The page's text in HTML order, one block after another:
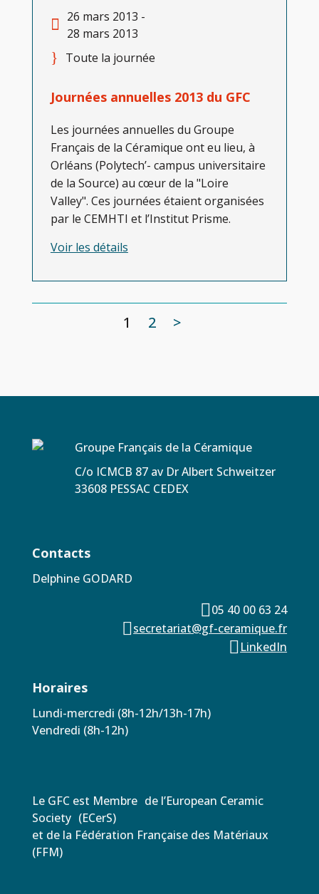
26 mars 2013 -
28 mars 2013
Toute la journée
Journées annuelles 2013 du GFC
Les journées annuelles du Groupe
Français de la Céramique ont eu lieu, à
Orléans (Polytech’- campus universitaire
de la Source) au cœur de la "Loire
Valley". Ces journées étaient organisées
par le CEMHTI et l’Institut Prisme.
Voir les détails
1 2 >
Groupe Français de la Céramique
C/o ICMCB 87 av Dr Albert Schweitzer
33608 PESSAC CEDEX
Contacts
Delphine GODARD
05 40 00 63 24

secretariat@gf-ceramique.fr

LinkedIn

Horaires
Lundi-mercredi (8h-12h/13h-17h)
Vendredi (8h-12h)
Le GFC est Membre de l’European Ceramic
Society (ECerS)
et de la Fédération Française des Matériaux
(FFM)